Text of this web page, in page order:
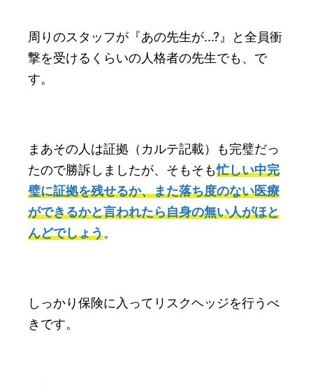
周りのスタッフが『あの先生が...?』と全員衝
撃を受けるくらいの人格者の先生でも、で
す。
まあその人は証拠（カルテ記載）も完璧だっ
たので勝訴しましたが、そもそも忙しい中完
璧に証拠を残せるか、また落ち度のない医療
ができるかと言われたら自身の無い人がほと
んどでしょう。
しっかり保険に入ってリスクヘッジを行うべ
きです。